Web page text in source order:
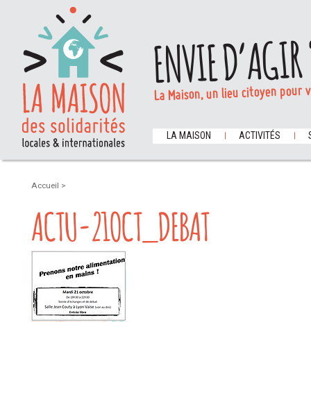
ENVIE
La Maison, un lieu citoyen
LA MAISON ACTIVITÉS
Accueil >
ACTU-21OCT_DEBAT